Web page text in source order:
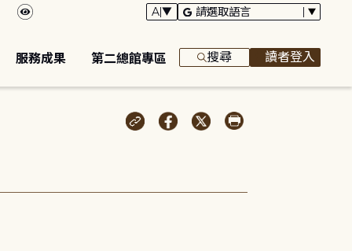
服務成果 第二總館專區 搜尋 讀者登入